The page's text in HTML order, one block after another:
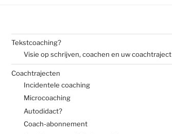
Tekstcoaching?
Visie op schrijven, coachen en uw coachtraject
Coachtrajecten
Incidentele coaching
Microcoaching
Autodidact?
Coach-abonnement